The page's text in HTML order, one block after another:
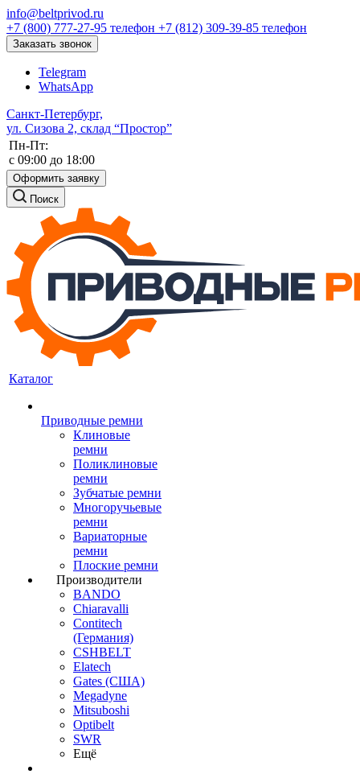
info@beltprivod.ru
+7 (800) 777-27-95 телефон +7 (812) 309-39-85 телефон
Заказать звонок
Telegram
WhatsApp
Санкт-Петербург,
ул. Сизова 2, склад “Простор”
Пн-Пт:
c 09:00 до 18:00
Оформить заявку
Поиск
Каталог
Приводные ремни
Клиновые
ремни
Поликлиновые
ремни
Зубчатые ремни
Многоручьевые
ремни
Вариаторные
ремни
Плоские ремни
Производители
BANDO
Chiaravalli
Contitech
(Германия)
CSHBELT
Elatech
Gates (США)
Megadyne
Mitsuboshi
Optibelt
SWR
Ещё